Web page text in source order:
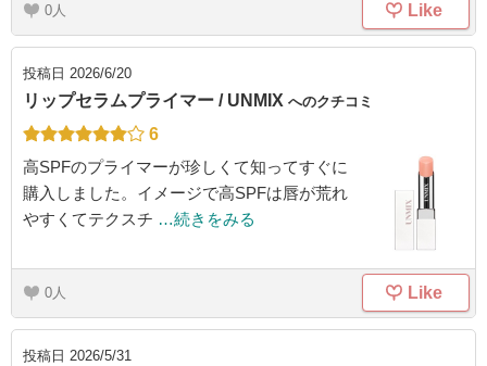
0 Like
投稿日 2026/6/20
リップセラムプライマー / UNMIX へのクチコミ
6
高SPFのプライマーが珍しくて知ってすぐに
購入しました。イメージで高SPFは唇が荒れ
やすくてテクスチ …続きをみる
0 Like
投稿日 2026/5/31